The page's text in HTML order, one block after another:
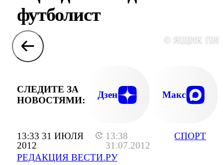
13:33 31 ИЮЛЯ
2012
13:38
31.07.2012
РЕДАКЦИЯ ВЕСТИ.РУ
СПОРТ
футболист
© ЯЩИК
СЛЕДИТЕ ЗА
НОВОСТЯМИ:
Дзен Макс